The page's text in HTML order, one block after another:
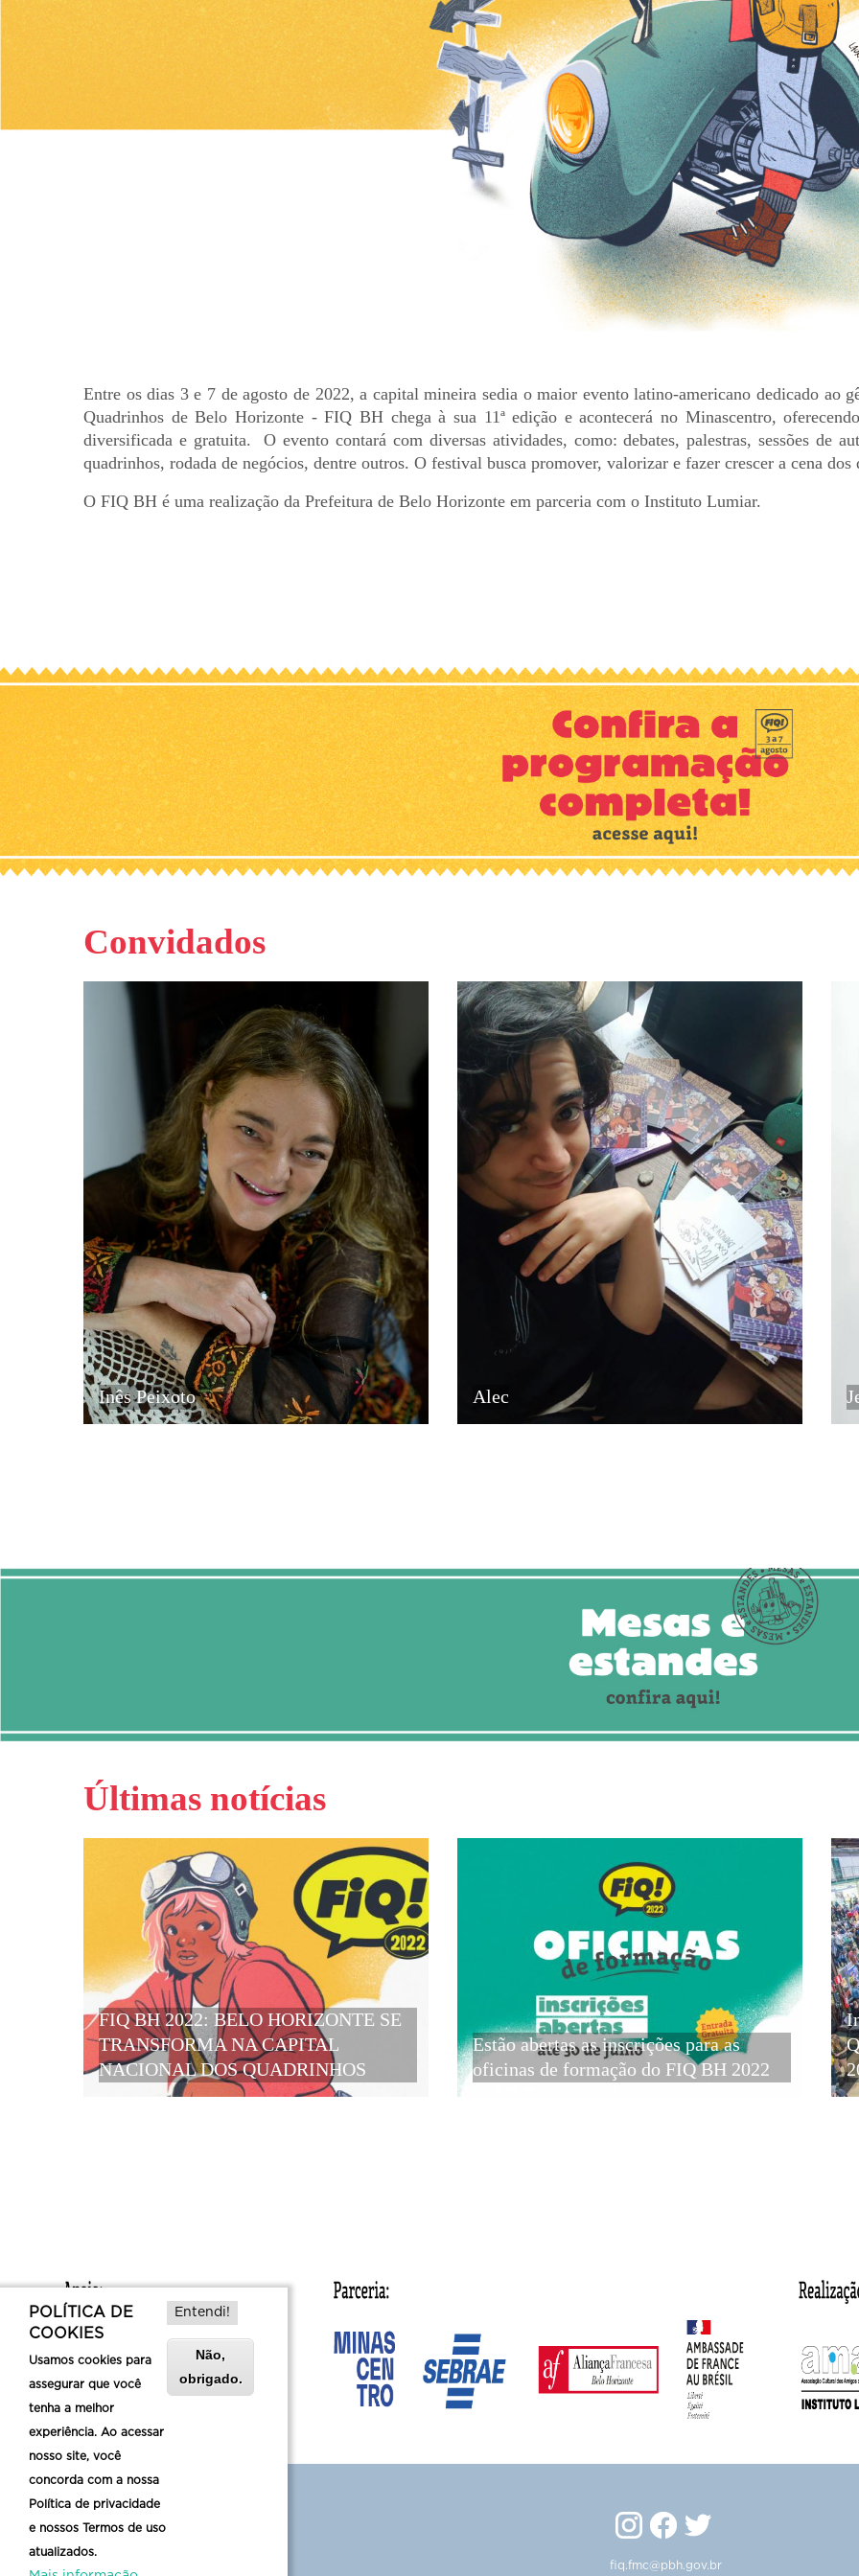
Entre os dias 3 e 7 de agosto de 2022, a capital mineira sedia o maior evento latino-americano dedicado ao
Quadrinhos de Belo Horizonte - FIQ BH chega à sua 11ª edição e acontecerá no Minascentro,
diversificada e gratuita. O evento contará com diversas atividades, como: debates, palestras, sessões de
quadrinhos, rodada de negócios, dentre outros. O festival busca promover, valorizar e fazer crescer a cena dos
O FIQ BH é uma realização da Prefeitura de Belo Horizonte em parceria com o Instituto Lumiar.
Convidados
Inês Peixoto Alec
Últimas notícias
FIQ BH 2022: BELO HORIZONTE SE
TRANSFORMA NA CAPITAL
NACIONAL DOS QUADRINHOS
Estão abertas as inscrições para as
oficinas de formação do FIQ BH 2022
fiq.fmc@pbh.gov.br
POLÍTICA DE
COOKIES
Usamos cookies para
assegurar que você
tenha a melhor
experiência. Ao acessar
nosso site, você
concorda com a nossa
Política de privacidade
e nossos Termos de uso
atualizados.
Entendi!
Não,
obrigado.